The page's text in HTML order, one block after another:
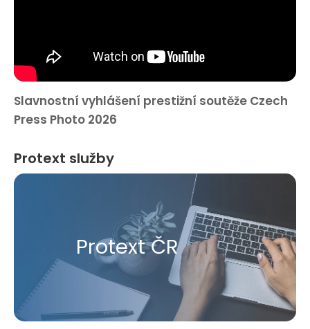
Slavnostní vyhlášení prestižní soutěže Czech
Press Photo 2026
Protext služby
Protext ČR